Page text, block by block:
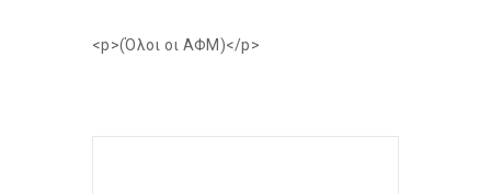
<p>(Όλοι οι ΑΦΜ)</p>